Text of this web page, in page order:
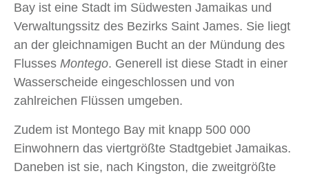
Bay ist eine Stadt im Südwesten Jamaikas und
Verwaltungssitz des Bezirks Saint James. Sie liegt
an der gleichnamigen Bucht an der Mündung des
Flusses Montego. Generell ist diese Stadt in einer
Wasserscheide eingeschlossen und von
zahlreichen Flüssen umgeben.
Zudem ist Montego Bay mit knapp 500 000
Einwohnern das viertgrößte Stadtgebiet Jamaikas.
Daneben ist sie, nach Kingston, die zweitgrößte